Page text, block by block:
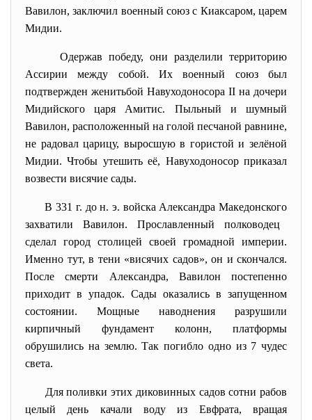
Вавилон, заключил военный союз с Киаксаром, царем
Мидии.
Одержав победу, они разделили территорию
Ассирии между собой. Их военный союзбыл
подтвержден женитьбой Навуходоносора II на дочери
Мидийского царя Амитис. Пыльный и шумный
Вавилон, расположенный на голой песчаной равнине,
не радовал царицу, выросшую в гористой и зелёной
Мидии. Чтобы утешить её, Навуходоносорприказал
возвести висячие сады.
В331 г. до н. э. войска Александра Македонского
захватили Вавилон. Прославленный полководец
сделал город столицей своей громадной империи.
Именно тут, в тени «висячих садов», он и скончался.
После смерти Александра, Вавилон постепенно
приходит в упадок. Сады оказались в запущенном
состоянии. Мощные наводнения разрушили
кирпичный фундамент колонн, платформы
обрушились на землю. Так погибло одно из 7 чудес
света.
Для поливки этих диковинных садов сотни рабов
целый день качали воду из Евфрата, вращая